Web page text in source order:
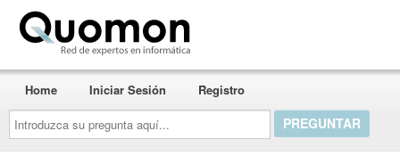
Introduzca
su
pregunta
aquí...
Home Iniciar Sesión Registro